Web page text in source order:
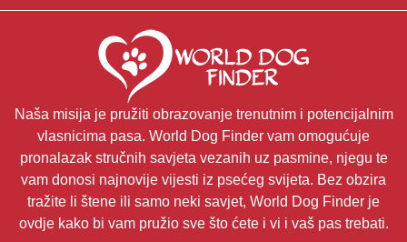
Naša misija je pružiti obrazovanje trenutnim i potencijalnim
vlasnicima pasa. World Dog Finder vam omogućuje
pronalazak stručnih savjeta vezanih uz pasmine, njegu te
vam donosi najnovije vijesti iz psećeg svijeta. Bez obzira
tražite li štene ili samo neki savjet, World Dog Finder je
ovdje kako bi vam pružio sve što ćete i vi i vaš pas trebati.